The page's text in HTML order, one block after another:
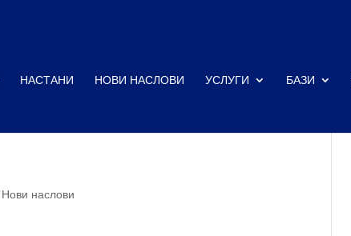
НАСТАНИ НОВИ НАСЛОВИ УСЛУГИ БАЗИ
Нови наслови